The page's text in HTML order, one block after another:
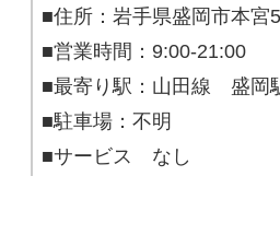
■住所：岩手県盛岡市本宮
■営業時間：9:00-21:00
■最寄り駅：山田線 盛岡
■駐車場：不明
■サービス なし